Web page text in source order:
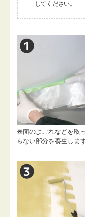
してください。
表面のよごれなどを取
らない部分を養生します